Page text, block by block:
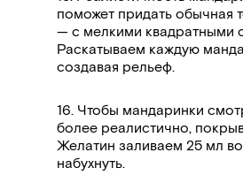
поможет придать обычная
— с мелкими квадратными
Раскатываем каждую
создавая рельеф.
16. Чтобы мандаринки
более реалистично,
Желатин заливаем 25 мл
набухнуть.